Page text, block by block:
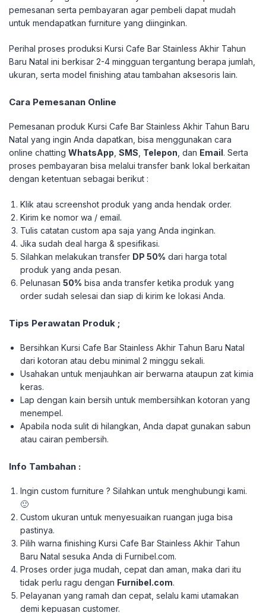
pemesanan serta pembayaran agar pembeli dapat mudah
untuk mendapatkan furniture yang diinginkan.
Perihal proses produksi Kursi Cafe Bar Stainless Akhir Tahun
Baru Natal ini berkisar 2-4 mingguan tergantung berapa jumlah,
ukuran, serta model finishing atau tambahan aksesoris lain.
Cara Pemesanan Online
Pemesanan produk Kursi Cafe Bar Stainless Akhir Tahun Baru
Natal yang ingin Anda dapatkan, bisa menggunakan cara
online chatting WhatsApp SMS Telepon , dan Email. Serta
proses pembayaran bisa melalui transfer bank lokal berkaitan
dengan ketentuan sebagai berikut :
Klik atau screenshot produk yang anda hendak order.
Kirim ke nomor wa / email.
Tulis catatan custom apa saja yang Anda inginkan.
Jika sudah deal harga & spesifikasi.
Silahkan melakukan transfer DP 50% dari harga total
produk yang anda pesan.
Pelunasan50% bisa anda transfer ketika produk yang
order sudah selesai dan siap di kirim ke lokasi Anda.
Tips Perawatan Produk ;
Bersihkan Kursi Cafe Bar Stainless Akhir Tahun Baru Natal
dari kotoran atau debu minimal 2 minggu sekali.
Usahakan untuk menjauhkan air berwarna ataupun zat kimia
keras.
Lap dengan kain bersih untuk membersihkan kotoran yang
menempel.
Apabila noda sulit di hilangkan, Anda dapat gunakan sabun
atau cairan pembersih.
Info Tambahan :
Ingin custom furniture ? Silahkan untuk menghubungi kami.
🙂
Custom ukuran untuk menyesuaikan ruangan juga bisa
pastinya.
Pilih warna finishing Kursi Cafe Bar Stainless Akhir Tahun
Baru Natal sesuka Anda di Furnibel.com.
Proses order juga mudah, cepat dan aman, maka dari itu
tidak perlu ragu dengan Furnibel.com.
Pelayanan yang ramah dan cepat, selalu kami utamakan
demi kepuasan customer.